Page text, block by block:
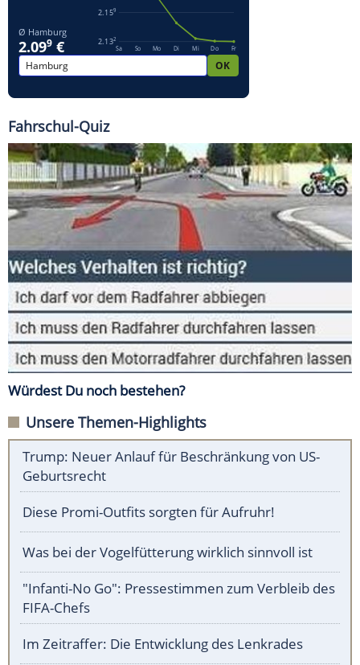
Fahrschul-Quiz
Würdest Du noch bestehen?
Unsere Themen-Highlights
Trump: Neuer Anlauf für Beschränkung von US-
Geburtsrecht
Diese Promi-Outfits sorgten für Aufruhr!
Was bei der Vogelfütterung wirklich sinnvoll ist
"Infanti-No Go": Pressestimmen zum Verbleib des
FIFA-Chefs
Im Zeitraffer: Die Entwicklung des Lenkrades